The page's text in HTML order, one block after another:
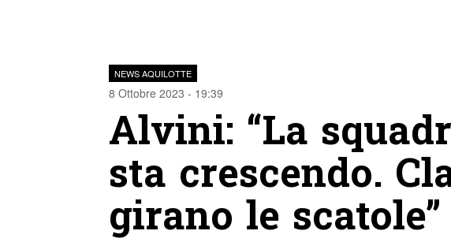
NEWS AQUILOTTE
8 Ottobre 2023 - 19:39
Alvini: “La
sta crescendo.
girano le scatole”